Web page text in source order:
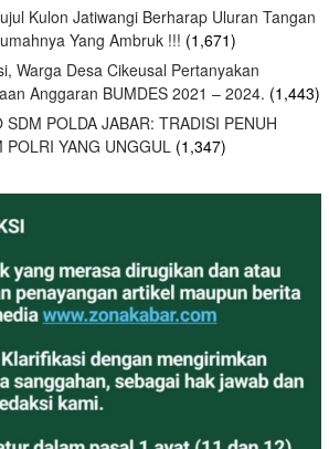
Kulon Jatiwangi Berharap Uluran Tangan
Yang Ambruk !!! (1,671)
Warga Desa Cikeusal Pertanyakan
Anggaran BUMDES 2021 – 2024. (1,443)
SDM POLDA JABAR: TRADISI PENUH
POLRI YANG UNGGUL (1,347)